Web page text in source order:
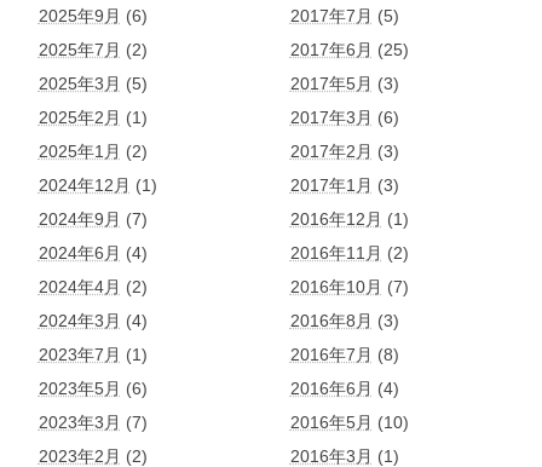
2025年9月 (6)
2025年7月 (2)
2025年3月 (5)
2025年2月 (1)
2025年1月 (2)
2024年12月 (1)
2024年9月 (7)
2024年6月 (4)
2024年4月 (2)
2024年3月 (4)
2023年7月 (1)
2023年5月 (6)
2023年3月 (7)
2023年2月 (2)
2017年7月 (5)
2017年6月 (25)
2017年5月 (3)
2017年3月 (6)
2017年2月 (3)
2017年1月 (3)
2016年12月 (1)
2016年11月 (2)
2016年10月 (7)
2016年8月 (3)
2016年7月 (8)
2016年6月 (4)
2016年5月 (10)
2016年3月 (1)